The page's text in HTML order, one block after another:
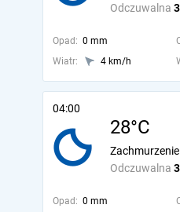
Odczuwalna
Opad: 0 mm
Wiatr:
4 km/h
04:00
28°C
Odczuwalna
Opad: 0 mm